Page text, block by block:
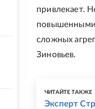
привлекает.
повышенными
сложных
Зиновьев.
ЧИТАЙТЕ ТАКЖЕ
Эксперт